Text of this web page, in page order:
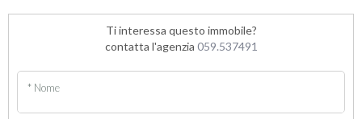
Ti interessa questo immobile?
contatta l'agenzia 059.537491
* Nome